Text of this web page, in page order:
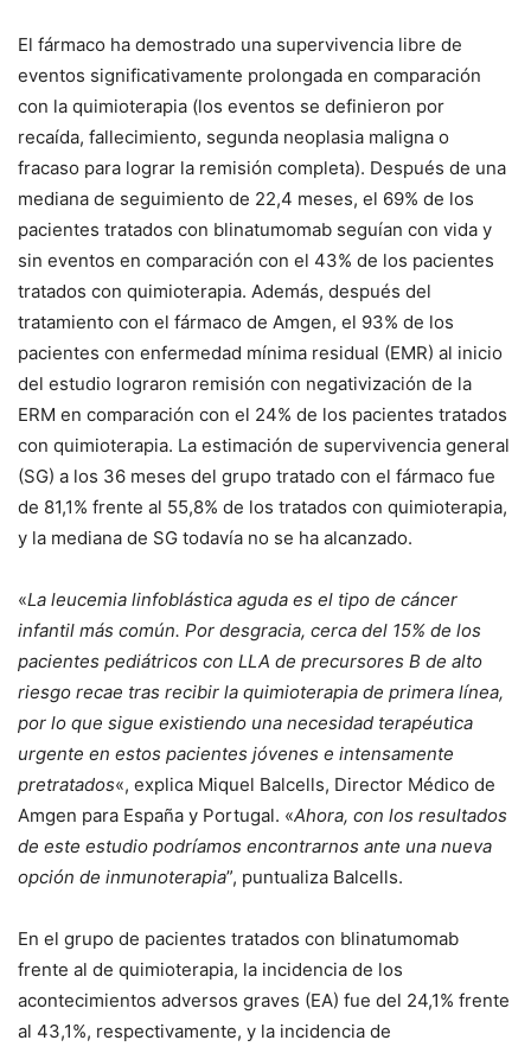
El fármaco ha demostrado una supervivencia libre de
eventos significativamente prolongada en comparación
con la quimioterapia (los eventos se definieron por
recaída, fallecimiento, segunda neoplasia maligna o
fracaso para lograr la remisión completa). Después de una
mediana de seguimiento de 22,4 meses, el 69% de los
pacientes tratados con blinatumomab seguían con vida y
sin eventos en comparación con el 43% de los pacientes
tratados con quimioterapia. Además, después del
tratamiento con el fármaco de Amgen, el 93% de los
pacientes con enfermedad mínima residual (EMR) al inicio
del estudio lograron remisión con negativización de la
ERM en comparación con el 24% de los pacientes tratados
con quimioterapia. La estimación de supervivencia general
(SG) a los 36 meses del grupo tratado con el fármaco fue
de 81,1% frente al 55,8% de los tratados con quimioterapia,
y la mediana de SG todavía no se ha alcanzado.
«La leucemia linfoblástica aguda es el tipo de cáncer
infantil más común. Por desgracia, cerca del 15% de los
pacientes pediátricos con LLA de precursores B de alto
riesgo recae tras recibir la quimioterapia de primera línea,
por lo que sigue existiendo una necesidad terapéutica
urgente en estos pacientes jóvenes e intensamente
pretratados«, explica Miquel Balcells, Director Médico de
Amgen para España y Portugal. «Ahora, con los resultados
de este estudio podríamos encontrarnos ante una nueva
opción de inmunoterapia”, puntualiza Balcells.
En el grupo de pacientes tratados con blinatumomab
frente al de quimioterapia, la incidencia de los
acontecimientos adversos graves (EA) fue del 24,1% frente
al 43,1%, respectivamente, y la incidencia de